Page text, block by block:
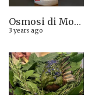
Osmosi di Montepulciano nuova stella Michelin. Avevamo visto lungo il 14.08.2023
3 years ago